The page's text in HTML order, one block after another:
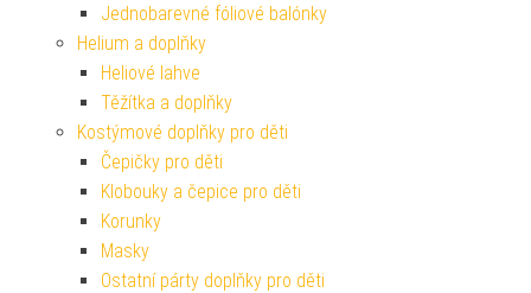
Jednobarevné fóliové balónky
Helium a doplňky
Heliové lahve
Těžítka a doplňky
Kostýmové doplňky pro děti
Čepičky pro děti
Klobouky a čepice pro děti
Korunky
Masky
Ostatní párty doplňky pro děti